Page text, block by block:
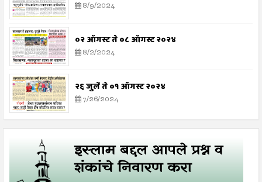
8/9/2024
०२ ऑगस्ट ते ०८ ऑगस्ट २०२४
8/2/2024
२६ जुलै ते ०१ ऑगस्ट २०२४
7/26/2024